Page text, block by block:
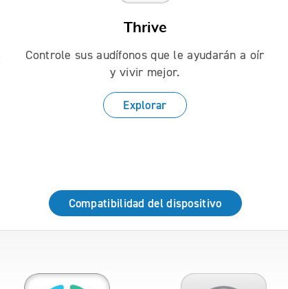
Thrive
Controle sus audífonos que le ayudarán a oír
y vivir mejor.
Explorar
Compatibilidad del dispositivo